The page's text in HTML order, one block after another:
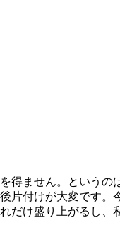
ません。というの
片付けが大変です
だけ盛り上がるし